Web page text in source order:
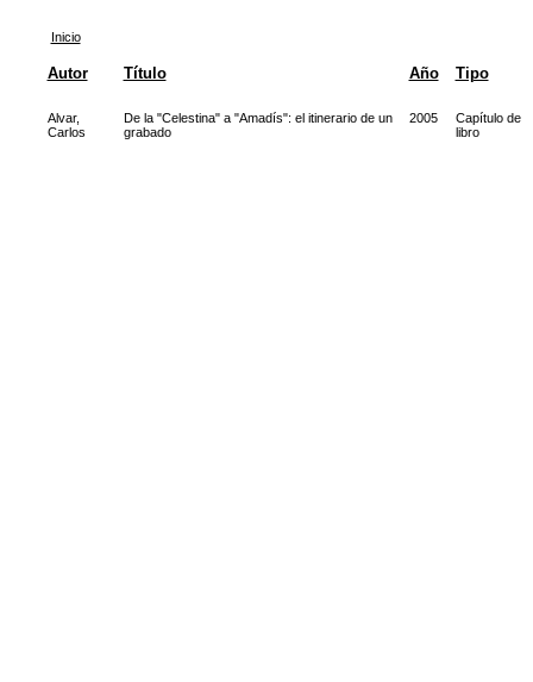
Inicio
Autor Título Año Tipo
Alvar,
Carlos
De la "Celestina" a "Amadís": el itinerario de un
grabado
2005
Capítulo de
libro